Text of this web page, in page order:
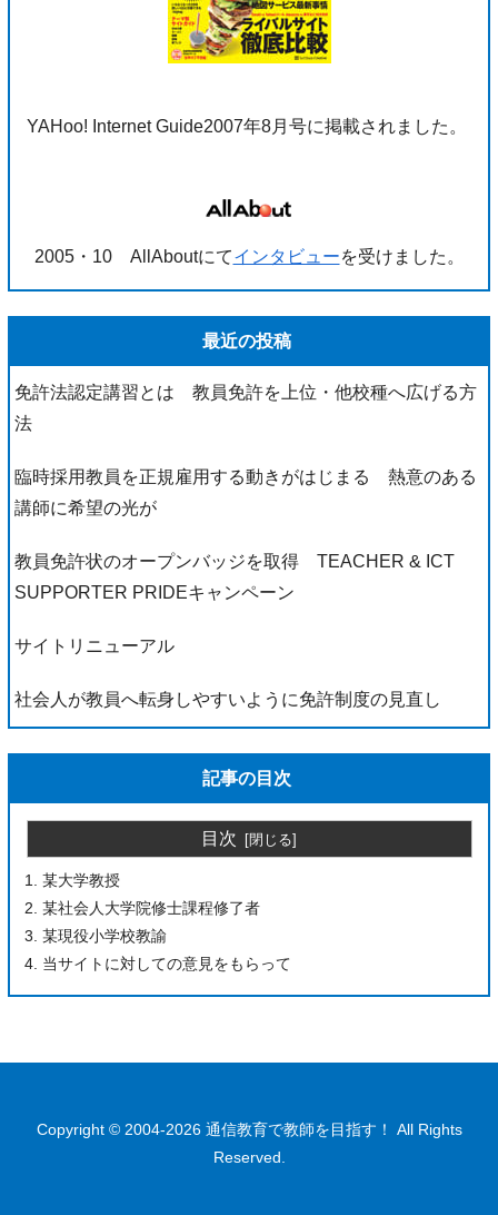
YAHoo! Internet Guide2007年8月号に掲載されました。
2005・10 AllAboutにてインタビューを受けました。
最近の投稿
免許法認定講習とは 教員免許を上位・他校種へ広げる方
法
臨時採用教員を正規雇用する動きがはじまる 熱意のある
講師に希望の光が
教員免許状のオープンバッジを取得 TEACHER & ICT
SUPPORTER PRIDEキャンペーン
サイトリニューアル
社会人が教員へ転身しやすいように免許制度の見直し
記事の目次
目次
某大学教授
某社会人大学院修士課程修了者
某現役小学校教諭
当サイトに対しての意見をもらって
Copyright © 2004-2026 通信教育で教師を目指す！ All Rights
Reserved.